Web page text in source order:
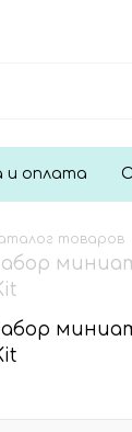
и оплата
товаров